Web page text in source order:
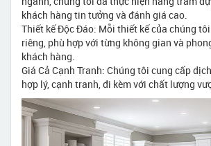
khách hàng tin tưởng và đánh giá cao.
Thiết kế Độc Đáo: Mỗi thiết kế của chúng
riêng, phù hợp với từng không gian và
khách hàng.
Giá Cả Cạnh Tranh: Chúng tôi cung cấp
hợp lý, cạnh tranh, đi kèm với chất lượng